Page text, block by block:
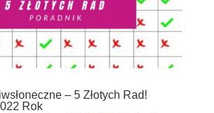
– 5 Złotych Rad!
Rok